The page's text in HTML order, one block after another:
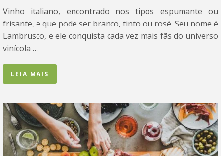
Vinho italiano, encontrado nos tipos espumante ou
frisante, e que pode ser branco, tinto ou rosé. Seu nome é
Lambrusco, e ele conquista cada vez mais fãs do universo
vinícola …
LEIA MAIS